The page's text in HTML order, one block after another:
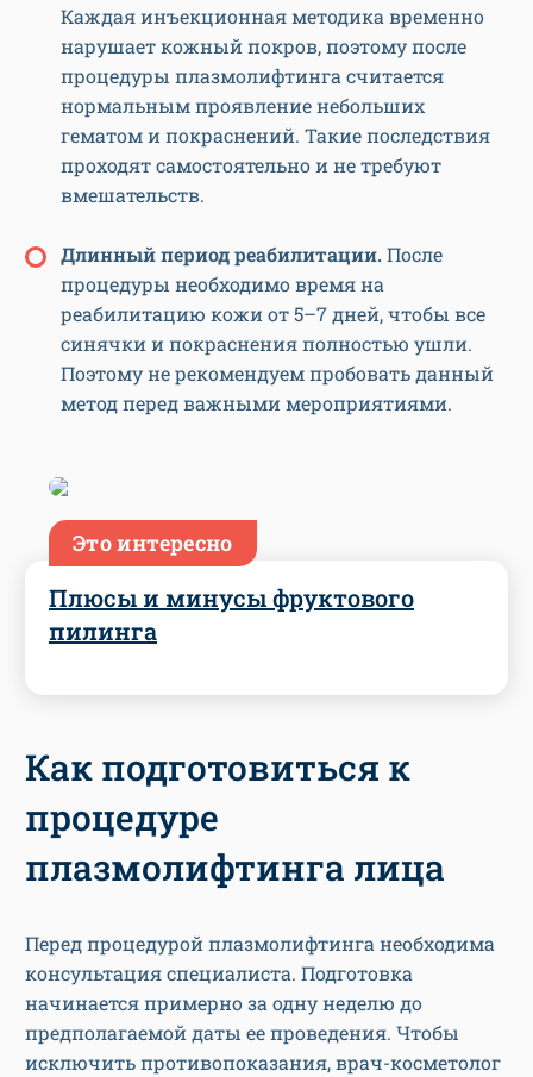
Каждая инъекционная методика временно
нарушает кожный покров, поэтому после
процедуры плазмолифтинга считается
нормальным проявление небольших
гематом и покраснений. Такие последствия
проходят самостоятельно и не требуют
вмешательств.
Длинный период реабилитации.После
процедуры необходимо время на
реабилитацию кожи от 5–7 дней, чтобы все
синячки и покраснения полностью ушли.
Поэтому не рекомендуем пробовать данный
метод перед важными мероприятиями.
Это интересно
Плюсы и минусы фруктового
пилинга
Как подготовиться к
процедуре
плазмолифтинга лица
Перед процедурой плазмолифтинга необходима
консультация специалиста. Подготовка
начинается примерно за одну неделю до
предполагаемой даты ее проведения. Чтобы
исключить противопоказания, врач-косметолог